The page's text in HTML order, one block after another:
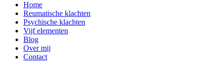
Home
Reumatische klachten
Psychische klachten
Vijf elementen
Blog
Over mij
Contact